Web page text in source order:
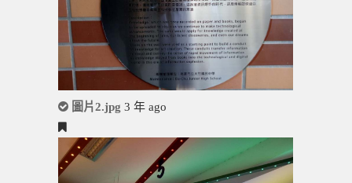
圖片2.jpg 3 年 ago